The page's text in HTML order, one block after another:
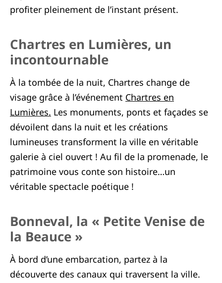
profiter pleinement de l’instant présent.
Chartres en Lumières, un
incontournable
À la tombée de la nuit, Chartres change de
visage grâce à l’événement Chartres en
Lumières. Les monuments, ponts et façades se
dévoilent dans la nuit et les créations
lumineuses transforment la ville en véritable
galerie à ciel ouvert ! Au fil de la promenade, le
patrimoine vous conte son histoire…un
véritable spectacle poétique !
Bonneval, la « Petite Venise de
la Beauce »
À bord d’une embarcation, partez à la
découverte des canaux qui traversent la ville.